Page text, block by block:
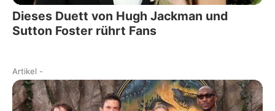
Dieses Duett von Hugh Jackman und
Sutton Foster rührt Fans
Artikel -